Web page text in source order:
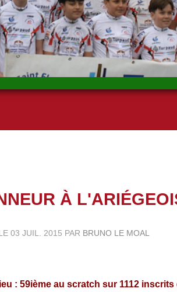
À
03 JUIL. 2015 PAR BRUNO LE MOAL
: 59ième au scratch sur 1112 inscrits